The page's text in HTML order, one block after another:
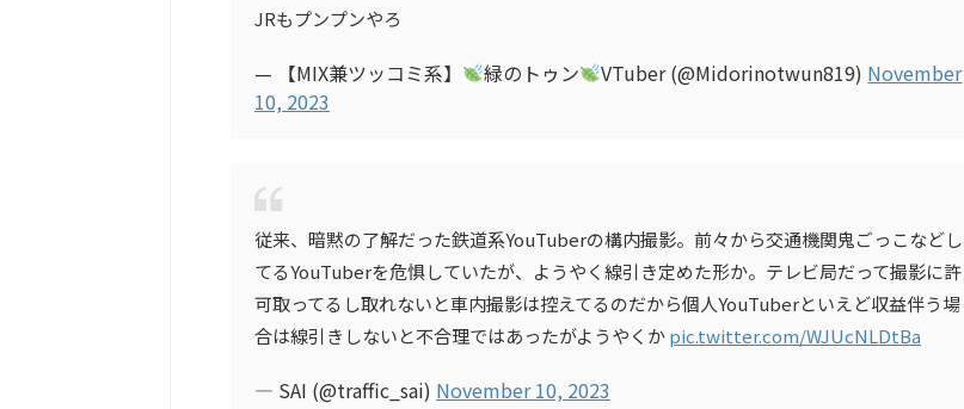
JRもプンプンやろ
— 【MIX兼ツッコミ系】 緑のトゥン VTuber (@Midorinotwun819) November
10, 2023
従来、暗黙の了解だった鉄道系YouTuberの構内撮影。前々から交通機関鬼ごっこなどし
てるYouTuberを危惧していたが、ようやく線引き定めた形か。テレビ局だって撮影に許
可取ってるし取れないと車内撮影は控えてるのだから個人YouTuberといえど収益伴う場
合は線引きしないと不合理ではあったがようやくかpic.twitter.com/WJUcNLDtBa
— SAI (@traffic_sai) November 10, 2023